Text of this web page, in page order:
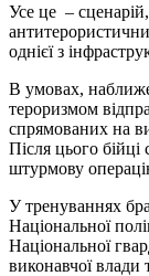
Усе це –
однієї з
В умовах,
тероризмом
спрямованих на
Після цього бійці
штурмову
У тренуваннях
Національної
Національної
виконавчої влади